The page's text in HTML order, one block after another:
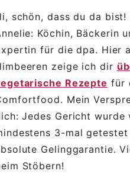
schön, dass du da bist!
Köchin, Bäckerin
für die dpa. Hier
zeige ich dir
Rezepte für
Mein
Jedes Gericht wurde
3-mal
Gelinggarantie.
Stöbern!